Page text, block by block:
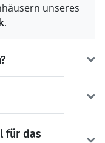
unseres
.
für das